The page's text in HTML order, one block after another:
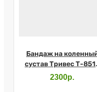
Бандаж на
сустав Тривес Т-
р.L
2300р.